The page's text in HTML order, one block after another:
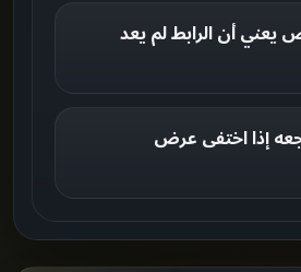
يعني أن الرابط لم يعد
إذا اختفى عرض